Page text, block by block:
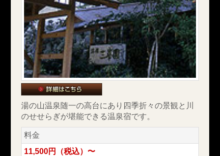
湯の山温泉随一の高台にあり四季折々の景観と川
のせせらぎが堪能できる温泉宿です。
料金
11,500円（税込）〜